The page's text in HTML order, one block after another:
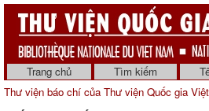
Trang chủ Tìm kiếm
Thư viện báo chí của Thư viện Quốc gia